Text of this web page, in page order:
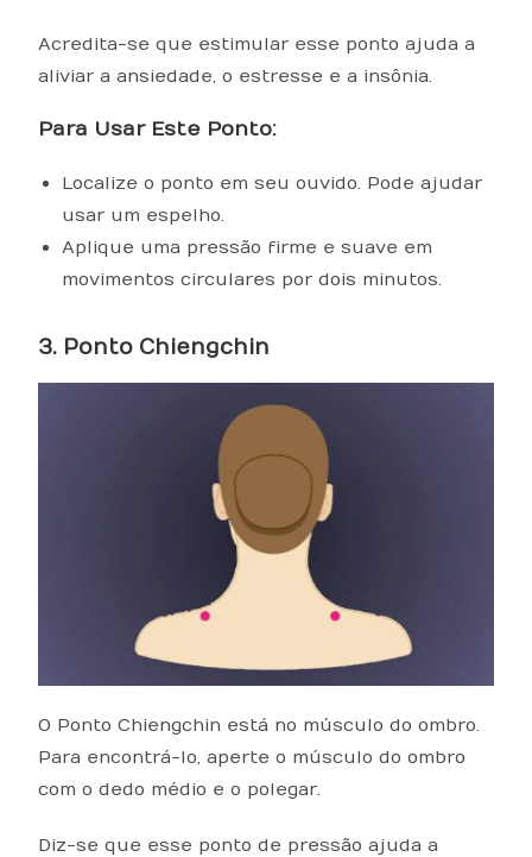
Acredita-se que estimular esse ponto ajuda a
aliviar a ansiedade, o estresse e a insônia.
Para Usar Este Ponto:
Localize o ponto em seu ouvido. Pode ajudar
usar um espelho.
Aplique uma pressão firme e suave em
movimentos circulares por dois minutos.
3. Ponto Chiengchin
O Ponto Chiengchin está no músculo do ombro.
Para encontrá-lo, aperte o músculo do ombro
com o dedo médio e o polegar.
Diz-se que esse ponto de pressão ajuda a